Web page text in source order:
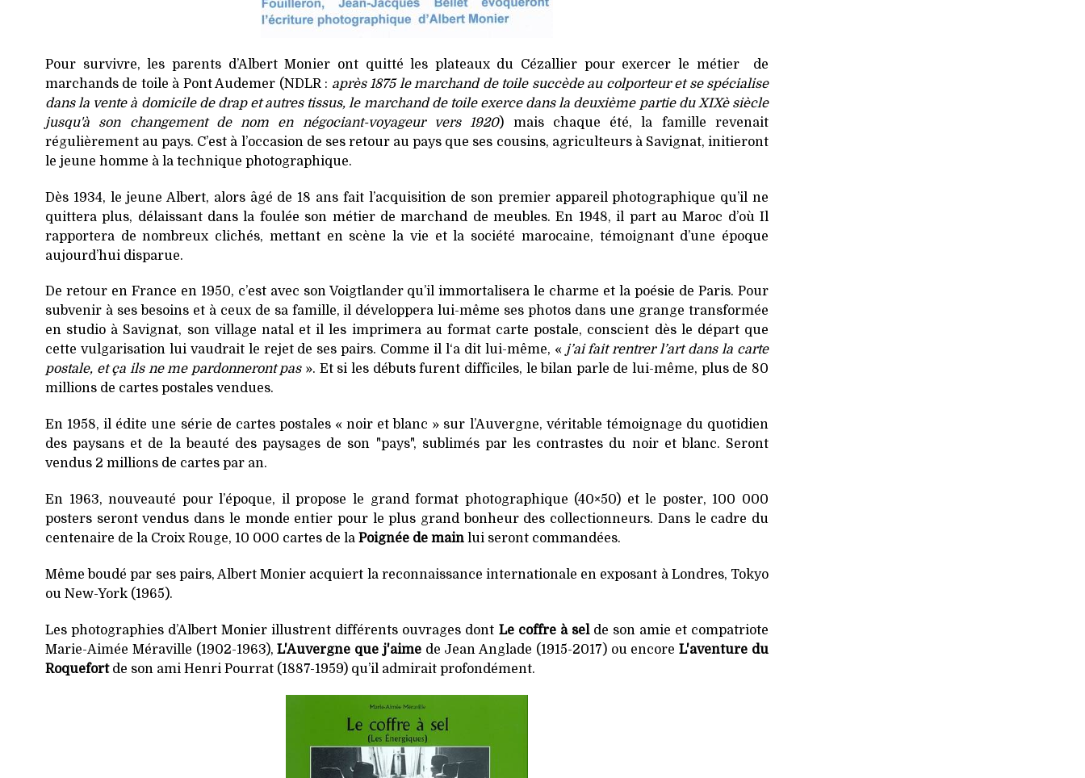
Pour survivre, les parents d’Albert Monier ont quitté les plateaux du Cézallier pour exercer le métier de
marchands de toile à Pont Audemer (NDLR : après 1875 le marchand de toile succède au colporteur et se spécialise
dans la vente à domicile de drap et autres tissus, le marchand de toile exerce dans la deuxième partie du XIXè siècle
jusqu'à son changement de nom en négociant-voyageur vers 1920) mais chaque été, la famille revenait
régulièrement au pays. C’est à l’occasion de ses retour au pays que ses cousins, agriculteurs à Savignat, initieront
le jeune homme à la technique photographique.
Dès 1934, le jeune Albert, alors âgé de 18 ans fait l’acquisition de son premier appareil photographique qu’il ne
quittera plus, délaissant dans la foulée son métier de marchand de meubles. En 1948, il part au Maroc d’où Il
rapportera de nombreux clichés, mettant en scène la vie et la société marocaine, témoignant d’une époque
aujourd’hui disparue.
De retour en France en 1950, c’est avec son Voigtlander qu’il immortalisera le charme et la poésie de Paris. Pour
subvenir à ses besoins et à ceux de sa famille, il développera lui-même ses photos dans une grange transformée
en studio à Savignat, son village natal et il les imprimera au format carte postale, conscient dès le départ que
cette vulgarisation lui vaudrait le rejet de ses pairs. Comme il l‘a dit lui-même, « j’ai fait rentrer l’art dans la carte
postale, et ça ils ne me pardonneront pas». Et si les débuts furent difficiles, le bilan parle de lui-même, plus de 80
millions de cartes postales vendues.
En 1958, il édite une série de cartes postales « noir et blanc » sur l’Auvergne, véritable témoignage du quotidien
des paysans et de la beauté des paysages de son "pays", sublimés par les contrastes du noir et blanc. Seront
vendus 2 millions de cartes par an.
En 1963, nouveauté pour l’époque, il propose le grand format photographique (40×50) et le poster, 100 000
posters seront vendus dans le monde entier pour le plus grand bonheur des collectionneurs. Dans le cadre du
centenaire de la Croix Rouge, 10 000 cartes de la Poignée de main lui seront commandées.
Même boudé par ses pairs, Albert Monier acquiert la reconnaissance internationale en exposant à Londres, Tokyo
ou New-York (1965).
Les photographies d’Albert Monier illustrent différents ouvrages dont Le coffre à selde son amie et compatriote
Marie-Aimée Méraville (1902-1963),L'Auvergne que j'aimede Jean Anglade (1915-2017) ou encoreL'aventure du
Roquefortde son ami Henri Pourrat (1887-1959) qu’il admirait profondément.